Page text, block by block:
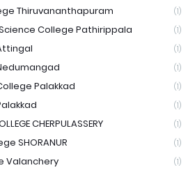
Thiruvananthapuram (1)
College Pathirippala (1)
(1)
(1)
Palakkad (1)
(1)
CHERPULASSERY (1)
SHORANUR (1)
Valanchery (1)